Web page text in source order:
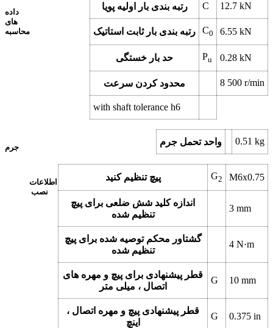
داده
های
محاسبه
رتبه بندی بار اولیه پویا C 12.7 kN
رتبه بندی بار ثابت استاتیک C0 6.55 kN
حد بار خستگی Pu 0.28 kN
محدود کردن سرعت 8 500 r/min
with shaft tolerance h6
جرم
واحد تحمل جرم 0.51 kg
اطلاعات
نصب
پیچ تنظیم کنید G2 M6x0.75
اندازه کلید شش ضلعی برای پیچ
تنظیم شده
3 mm
گشتاور محکم توصیه شده برای پیچ
تنظیم شده
4 N·m
قطر پیشنهادی برای پیچ و مهره های
اتصال ، میلی متر
G 10 mm
قطر پیشنهادی پیچ و مهره اتصال ،
اینچ
G 0.375 in